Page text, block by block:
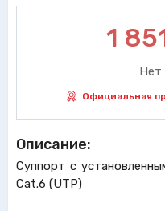
1
Нет
Официальная
Описание:
Суппорт с
Cat.6 (UTP)